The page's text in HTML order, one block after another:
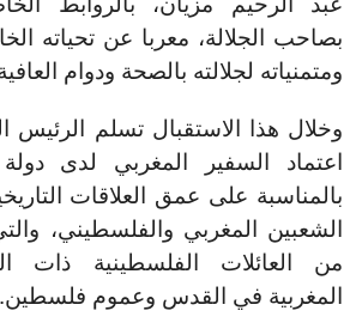
بصاحب الجلالة، معربا عن تحياته
ومتمنياته لجلالته بالصحة ودوام
وخلال هذا الاستقبال تسلم الرئيس
اعتماد السفير المغربي لدى
بالمناسبة على عمق العلاقات
الشعبين المغربي والفلسطيني،
من العائلات الفلسطينية ذات
المغربية في القدس وعموم فلسطين.